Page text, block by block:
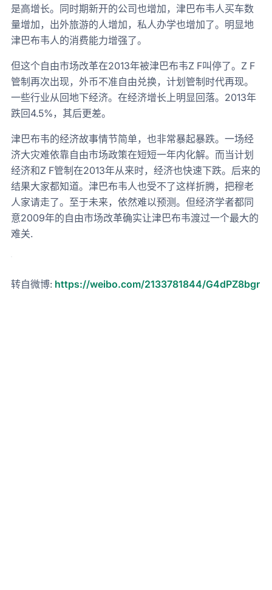
是高增长。同时期新开的公司也增加，津巴布韦人买车数
量增加，出外旅游的人增加，私人办学也增加了。明显地
津巴布韦人的消费能力增强了。
但这个自由市场改革在2013年被津巴布韦Z F叫停了。Z F
管制再次出现，外币不准自由兑换，计划管制时代再现。
一些行业从回地下经济。在经济增长上明显回落。2013年
跌回4.5%，其后更差。
津巴布韦的经济故事情节简单，也非常暴起暴跌。一场经
济大灾难依靠自由市场政策在短短一年内化解。而当计划
经济和Z F管制在2013年从来时，经济也快速下跌。后来的
结果大家都知道。津巴布韦人也受不了这样折腾，把穆老
人家请走了。至于未来，依然难以预测。但经济学者都同
意2009年的自由市场改革确实让津巴布韦渡过一个最大的
难关.
转自微博: https://weibo.com/2133781844/G4dPZ8bgr